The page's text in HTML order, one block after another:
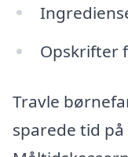
Opskrifter
Travle
sparede tid